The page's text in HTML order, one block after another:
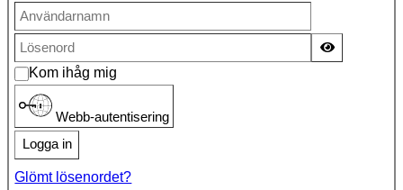
Kom ihåg mig
Webb-autentisering
Logga in
Glömt lösenordet?